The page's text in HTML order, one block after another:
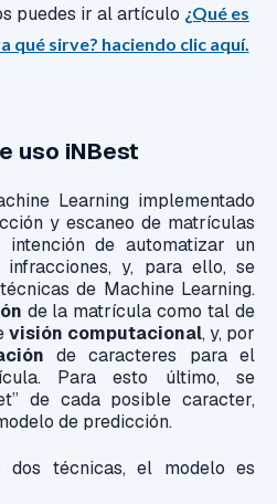
puedes ir al artículo ¿Qué es
qué sirve? haciendo clic aquí.
uso iNBest
Learning implementado
y escaneo de matrículas
de automatizar un
y, para ello, se
de Machine Learning.
de la matrícula como tal de
visión computacional, y, por
de caracteres para el
Para esto último, se
de cada posible caracter,
de predicción.
dos técnicas, el modelo es